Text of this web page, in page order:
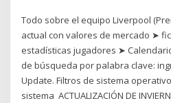
Todo sobre el equipo Liverpool
actual con valores de mercado ➤
estadísticas jugadores ➤
de búsqueda por palabra clave:
Update. Filtros de sistema
sistema ACTUALIZACIÓN DE